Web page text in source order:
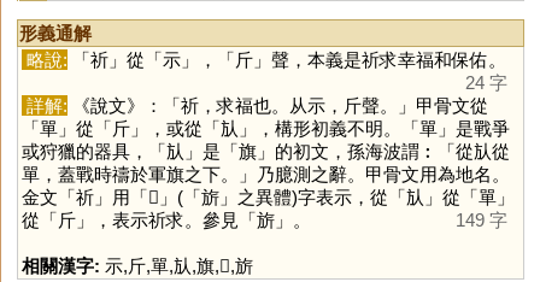
形義通解
略說: 「祈」從「示」，「斤」聲，本義是祈求幸福和保佑。
24 字
詳解: 《說文》：「祈，求福也。从示，斤聲。」甲骨文從
「單」從「斤」，或從「㫃 」，構形初義不明。「單」是戰爭
或狩獵的器具，「㫃 」是「旗」的初文，孫海波謂︰「從㫃從
單，蓋戰時禱於軍旗之下。」乃臆測之辭。甲骨文用為地名。
金文「祈」用「𣄨 」(「旂」之異體)字表示，從「㫃 」從「單」
從「斤」，表示祈求。參見「旂」。 149 字
相關漢字: 示,斤,單,㫃,旗,𣄨,旂